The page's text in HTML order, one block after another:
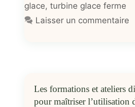
glace, turbine glace ferme
Laisser un commentaire
Les formations et ateliers
pour maîtriser l’utilisation